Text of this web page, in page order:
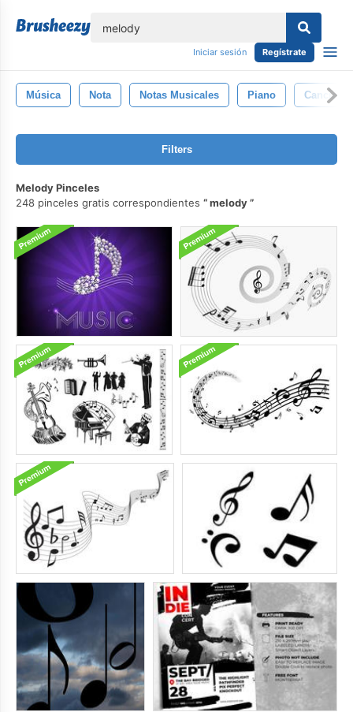
Iniciar sesión Regístrate
Música Nota Notas Musicales Piano Canción
Filters
Melody Pinceles
248 pinceles gratis correspondientes
melody